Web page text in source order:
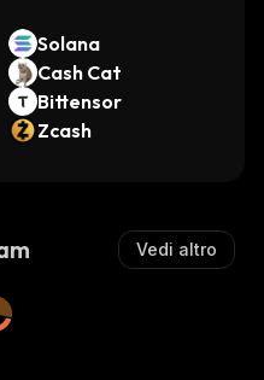
Solana
Cash Cat
Bittensor
Zcash
Vedi altro